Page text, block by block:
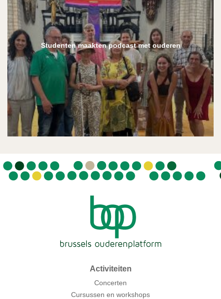
Studenten maakten podcast met ouderen
Activiteiten
Concerten
Cursussen en workshops